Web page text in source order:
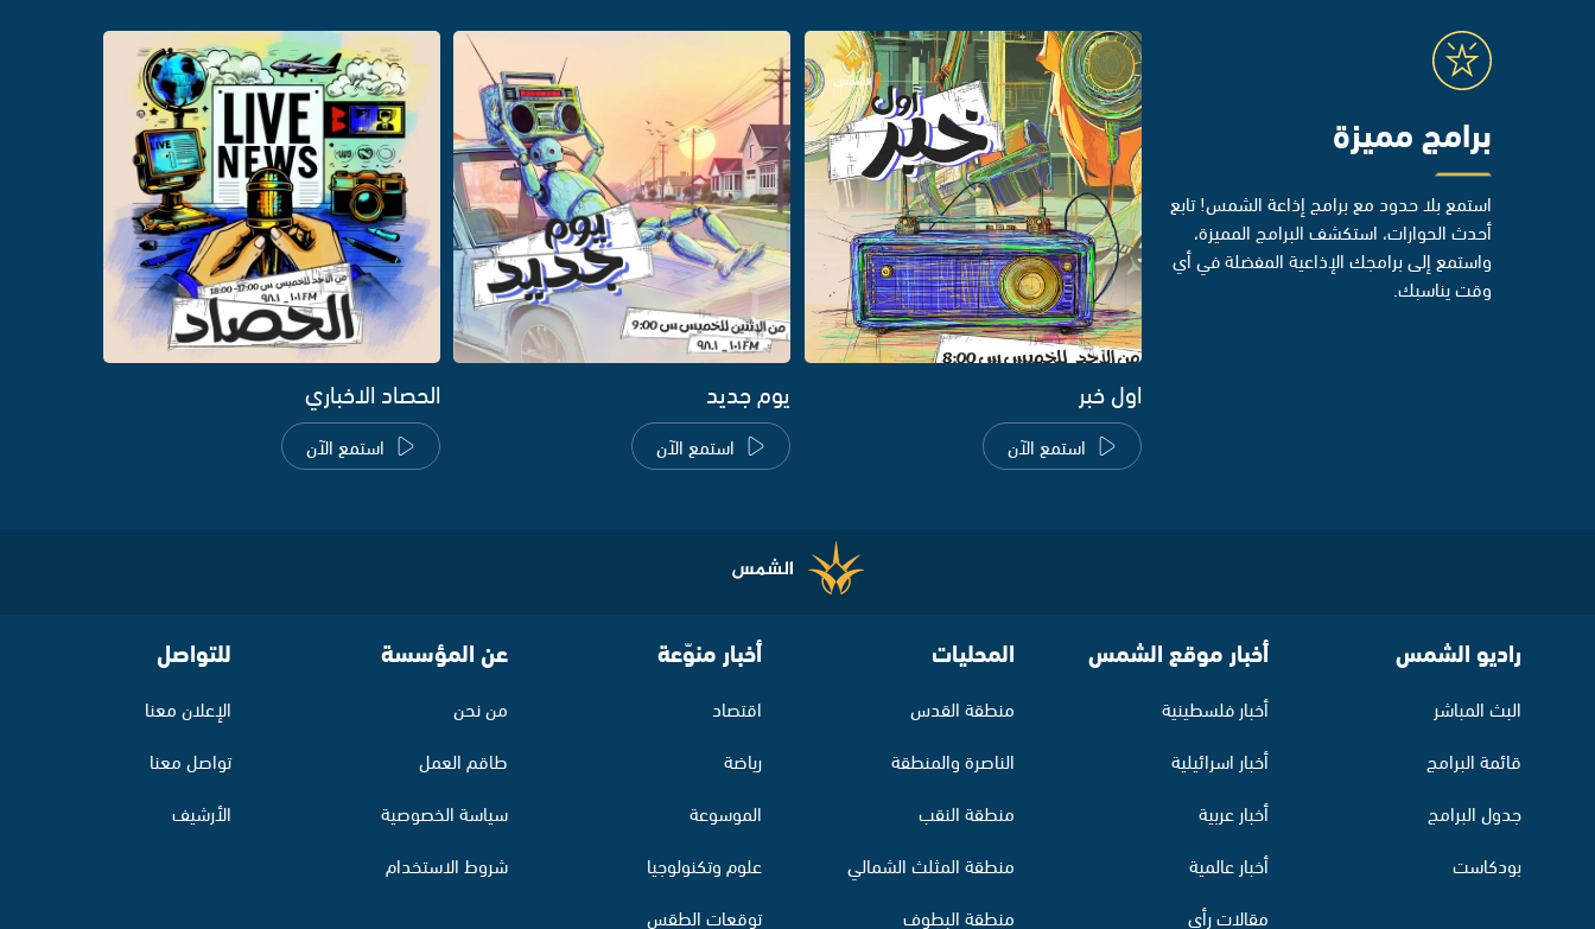
برامج مميزة
استمع بلا حدود مع برامج إذاعة الشمس! تابع
أحدث الحوارات، استكشف البرامج المميزة،
واستمع إلى برامجك الإذاعية المفضلة في أي
وقت يناسبك.
اول خبر
استمع الآن
يوم جديد
استمع الآن
الحصاد الاخباري
استمع الآن
راديو الشمس
البث المباشر
قائمة البرامج
جدول البرامج
بودكاست
أخبار موقع الشمس
أخبار فلسطينية
أخبار اسرائيلية
أخبار عربية
أخبار عالمية
مقالات رأي
المحليات
منطقة القدس
الناصرة والمنطقة
منطقة النقب
منطقة المثلث الشمالي
منطقة البطوف
أخبار منوّعة
اقتصاد
رياضة
الموسوعة
علوم وتكنولوجيا
توقعات الطقس
عن المؤسسة
من نحن
طاقم العمل
سياسة الخصوصية
شروط الاستخدام
للتواصل
الإعلان معنا
تواصل معنا
الأرشيف